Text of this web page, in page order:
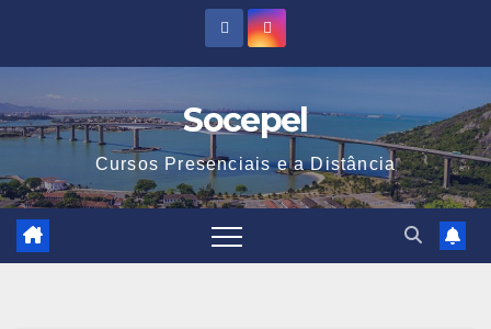
Socepel
Cursos Presenciais e a Distância